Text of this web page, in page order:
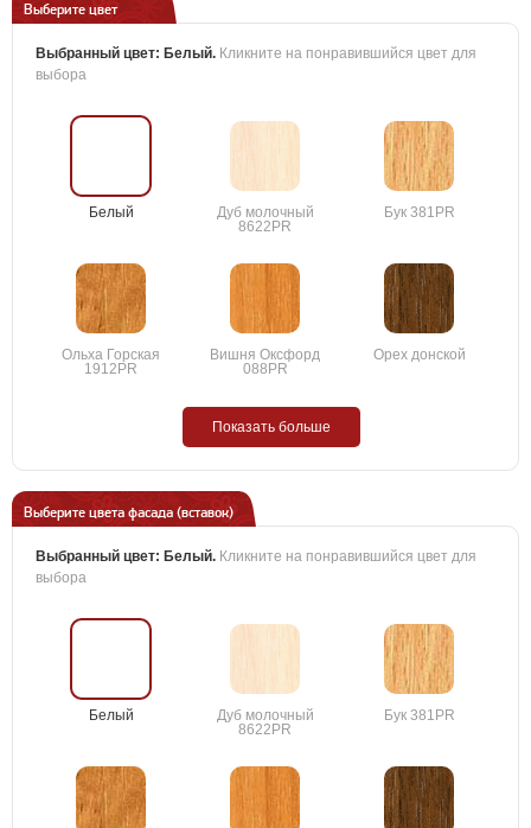
Выберите цвет
Выбранный цвет: Белый. Кликните на понравившийся цвет для
выбора
Белый
Дуб молочный
8622PR
Бук 381PR
Ольха Горская
1912PR
Вишня Оксфорд
088PR
Орех донской
Показать больше
Выберите цвета фасада (вставок)
Выбранный цвет: Белый. Кликните на понравившийся цвет для
выбора
Белый
Дуб молочный
8622PR
Бук 381PR